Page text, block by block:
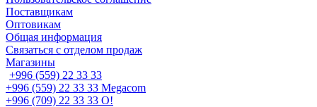
Поставщикам
Оптовикам
Общая информация
Связаться с отделом продаж
Магазины
+996 (559) 22 33 33
+996 (559) 22 33 33 Megacom
+996 (709) 22 33 33 O!